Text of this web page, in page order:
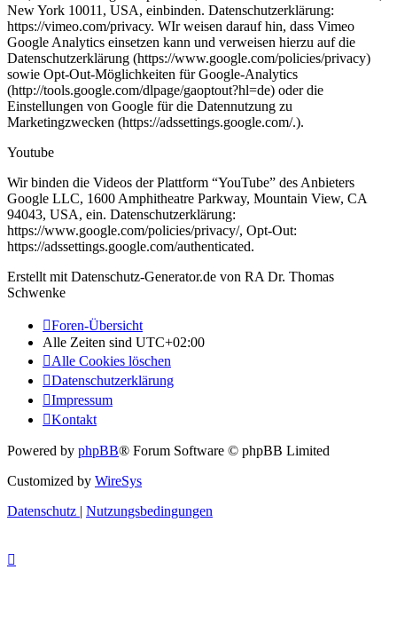
New York 10011, USA, einbinden. Datenschutzerklärung:
https://vimeo.com/privacy. WIr weisen darauf hin, dass Vimeo
Google Analytics einsetzen kann und verweisen hierzu auf die
Datenschutzerklärung (https://www.google.com/policies/privacy)
sowie Opt-Out-Möglichkeiten für Google-Analytics
(http://tools.google.com/dlpage/gaoptout?hl=de) oder die
Einstellungen von Google für die Datennutzung zu
Marketingzwecken (https://adssettings.google.com/.).
Youtube
Wir binden die Videos der Plattform “YouTube” des Anbieters
Google LLC, 1600 Amphitheatre Parkway, Mountain View, CA
94043, USA, ein. Datenschutzerklärung:
https://www.google.com/policies/privacy/, Opt-Out:
https://adssettings.google.com/authenticated.
Erstellt mit Datenschutz-Generator.de von RA Dr. Thomas
Schwenke
Foren-Übersicht
Alle Zeiten sind UTC+02:00
Alle Cookies löschen
Datenschutzerklärung
Impressum
Kontakt
Powered by phpBB® Forum Software © phpBB Limited
Customized by WireSys
Datenschutz | Nutzungsbedingungen